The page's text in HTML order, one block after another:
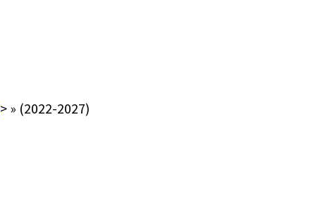
> » (2022-2027)